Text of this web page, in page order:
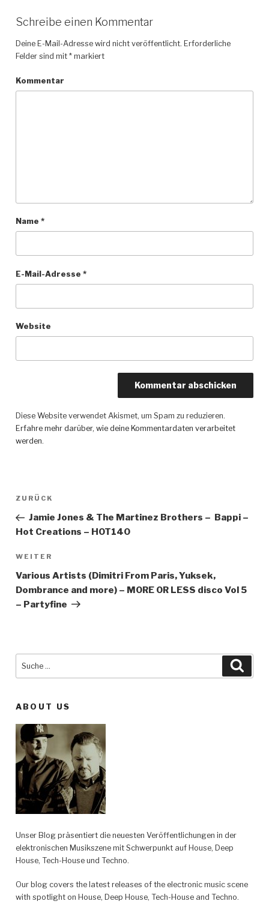
Schreibe einen Kommentar
Deine E-Mail-Adresse wird nicht veröffentlicht. Erforderliche
Felder sind mit *markiert
Kommentar
Name *
E-Mail-Adresse *
Website
Diese Website verwendet Akismet, um Spam zu reduzieren.
Erfahre mehr darüber, wie deine Kommentardaten verarbeitet
werden.
Beitragsnavigation
Vorheriger
Beitrag
ZURÜCK
Jamie Jones & The Martinez Brothers – Bappi –
Hot Creations – HOT140
Nächster
WEITER
Various Artists (Dimitri From Paris, Yuksek,
Dombrance and more) – MORE OR LESS disco Vol 5
– Partyfine
ABOUT US
Unser Blog präsentiert die neuesten Veröffentlichungen in der
elektronischen Musikszene mit Schwerpunkt auf House, Deep
House, Tech-House und Techno.
Our blog covers the latest releases of the electronic music scene
with spotlight on House, Deep House, Tech-House and Techno.